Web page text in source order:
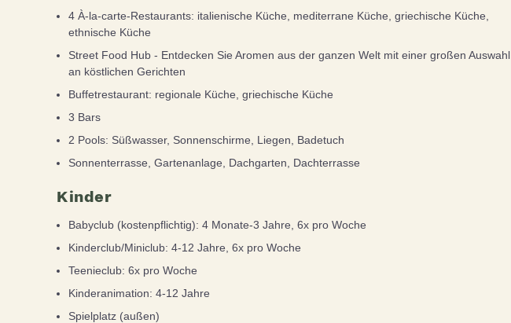
4 À-la-carte-Restaurants: italienische Küche, mediterrane Küche, griechische Küche,
ethnische Küche
Street Food Hub - Entdecken Sie Aromen aus der ganzen Welt mit einer großen Auswahl
an köstlichen Gerichten
Buffetrestaurant: regionale Küche, griechische Küche
3 Bars
2 Pools: Süßwasser, Sonnenschirme, Liegen, Badetuch
Sonnenterrasse, Gartenanlage, Dachgarten, Dachterrasse
Kinder
Babyclub (kostenpflichtig): 4 Monate-3 Jahre, 6x pro Woche
Kinderclub/Miniclub: 4-12 Jahre, 6x pro Woche
Teenieclub: 6x pro Woche
Kinderanimation: 4-12 Jahre
Spielplatz (außen)